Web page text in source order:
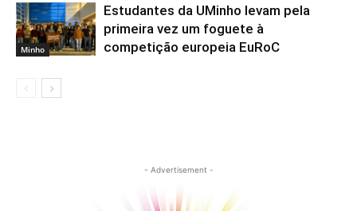
Minho
Estudantes da UMinho levam pela
primeira vez um foguete à
competição europeia EuRoC
- Advertisement -